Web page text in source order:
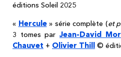
éditions Soleil 2025
« Hercule» série complète (et
3 tomes parJean-David
Chauvet + Olivier Thill ©